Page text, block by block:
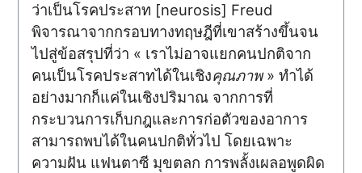
ว่าเป็นโรคประสาท [neurosis] Freud
พิจารณาจากกรอบทางทฤษฎีที่เขาสร้างขึ้นจน
ไปสู่ข้อสรุปที่ว่า « เราไม่อาจแยกคนปกติจาก
คนเป็นโรคประสาทได้ในเชิงคุณภาพ» ทำได้
อย่างมากก็แค่ในเชิงปริมาณ จากการที่
กระบวนการเก็บกฎและการก่อตัวของอาการ
สามารถพบได้ในคนปกติทั่วไป โดยเฉพาะ
ความฝัน แฟนตาซี มุขตลก การพลั้งเผลอพูดผิด